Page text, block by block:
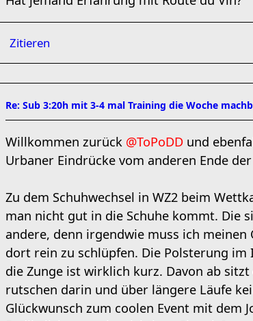
Zitieren
Re: Sub 3:20h mit 3-4 mal Training die Woche
Willkommen zurück @ToPoDD und
Urbaner Eindrücke vom anderen Ende
Zu dem Schuhwechsel in WZ2 beim
man nicht gut in die Schuhe kommt. Die
andere, denn irgendwie muss ich
dort rein zu schlüpfen. Die Polsterung
die Zunge ist wirklich kurz. Davon ab
rutschen darin und über längere Läufe
Glückwunsch zum coolen Event mit dem